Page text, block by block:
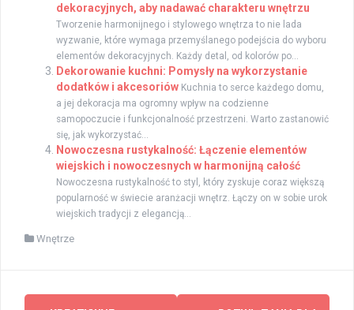
dekoracyjnych, aby nadawać charakteru wnętrzu
Tworzenie harmonijnego i stylowego wnętrza to nie lada
wyzwanie, które wymaga przemyślanego podejścia do wyboru
elementów dekoracyjnych. Każdy detal, od kolorów po...
Dekorowanie kuchni: Pomysły na wykorzystanie
dodatków i akcesoriów Kuchnia to serce każdego domu,
a jej dekoracja ma ogromny wpływ na codzienne
samopoczucie i funkcjonalność przestrzeni. Warto zastanowić
się, jak wykorzystać...
Nowoczesna rustykalność: Łączenie elementów
wiejskich i nowoczesnych w harmonijną całość
Nowoczesna rustykalność to styl, który zyskuje coraz większą
popularność w świecie aranżacji wnętrz. Łączy on w sobie urok
wiejskich tradycji z elegancją...
Wnętrze